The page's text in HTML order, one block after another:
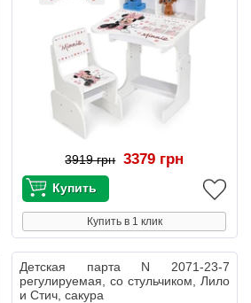
3919 грн 3379 грн
Купить в 1 клик
Детская парта N 2071-23-7
регулируемая, со стульчиком, Лило
и Стич, сакура